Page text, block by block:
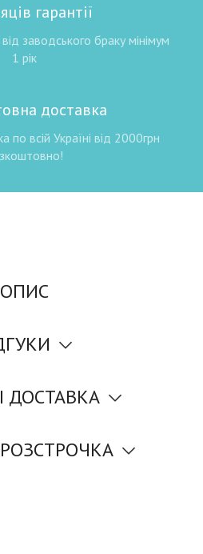
гарантії
заводського браку мінімум
1 рік
доставка
всій Україні від 2000грн
ОПИС
ДОСТАВКА